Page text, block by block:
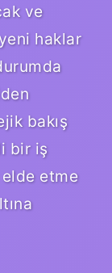
ve
haklar
bakış
bir iş
etme